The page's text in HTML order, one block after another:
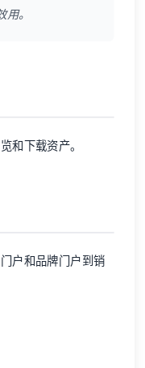
。
和下载资产。
户和品牌门户到销